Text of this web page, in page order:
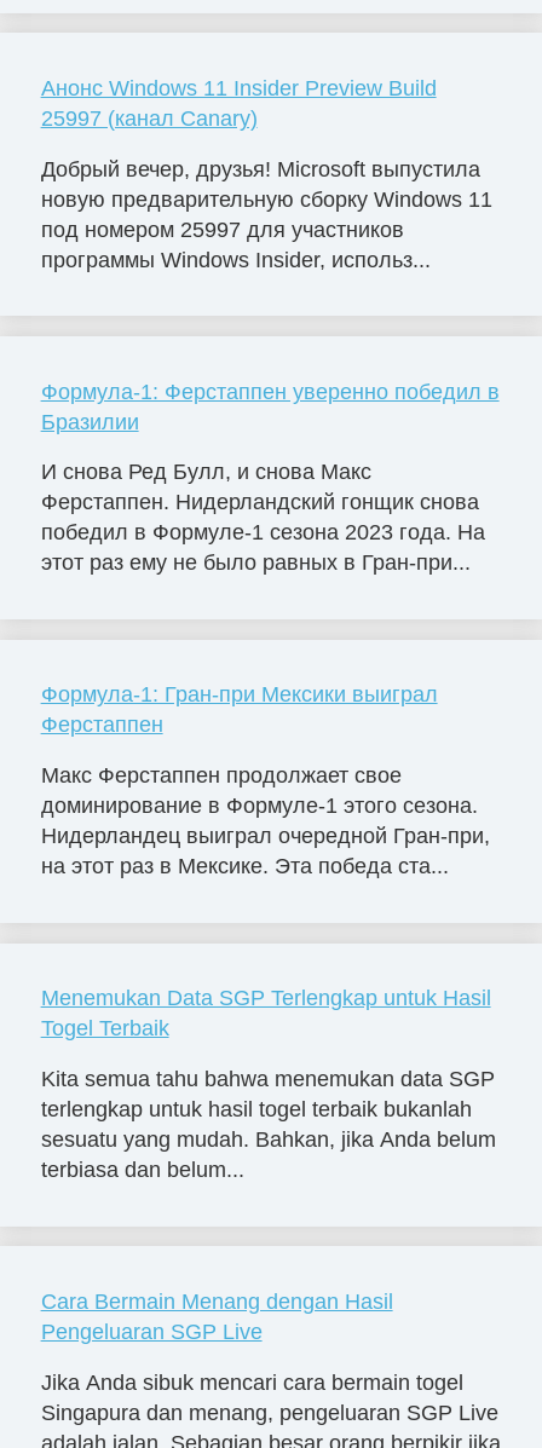
Анонс Windows 11 Insider Preview Build
25997 (канал Canary)
Добрый вечер, друзья! Microsoft выпустила
новую предварительную сборку Windows 11
под номером 25997 для участников
программы Windows Insider, использ...
Формула-1: Ферстаппен уверенно победил в
Бразилии
И снова Ред Булл, и снова Макс
Ферстаппен. Нидерландский гонщик снова
победил в Формуле-1 сезона 2023 года. На
этот раз ему не было равных в Гран-при...
Формула-1: Гран-при Мексики выиграл
Ферстаппен
Макс Ферстаппен продолжает свое
доминирование в Формуле-1 этого сезона.
Нидерландец выиграл очередной Гран-при,
на этот раз в Мексике. Эта победа ста...
Menemukan Data SGP Terlengkap untuk Hasil
Togel Terbaik
Kita semua tahu bahwa menemukan data SGP
terlengkap untuk hasil togel terbaik bukanlah
sesuatu yang mudah. Bahkan, jika Anda belum
terbiasa dan belum...
Cara Bermain Menang dengan Hasil
Pengeluaran SGP Live
Jika Anda sibuk mencari cara bermain togel
Singapura dan menang, pengeluaran SGP Live
adalah jalan. Sebagian besar orang berpikir jika